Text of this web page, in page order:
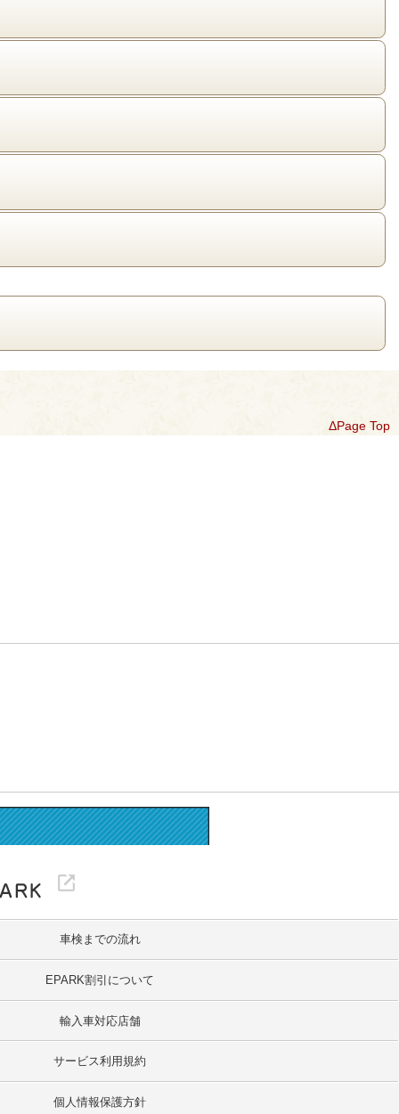
ΔPage Top
車検までの流れ
EPARK割引について
輸入車対応店舗
サービス利用規約
個人情報保護方針